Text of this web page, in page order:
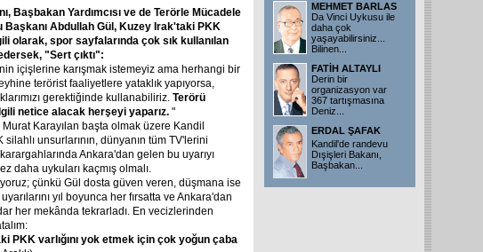
Başbakan Yardımcısı ve de Terörle Mücadele
Başkanı Abdullah Gül, Kuzey Irak'taki PKK
olarak, spor sayfalarında çok sık kullanılan
"Sert çıktı":
içişlerine karışmak istemeyiz ama herhangi bir
terörist faaliyetlere yataklık yapıyorsa,
gerektiğinde kullanabiliriz. Terörü
netice alacak herşeyi yaparız. "
Murat Karayılan başta olmak üzere Kandil
silahlı unsurlarının, dünyanın tüm TV'lerini
Ankara'dan gelen bu uyarıyı
daha uykuları kaçmış olmalı.
çünkü Gül dosta güven veren, düşmana ise
yıl boyunca her fırsatta ve Ankara'dan
her mekânda tekrarladı. En vecizlerinden
PKK varlığını yok etmek için çok yoğun çaba
MEHMET BARLAS
Da Vinci Uykusu ile
daha çok
yaşayabilirsiniz...
Bilinen...
FATİH ALTAYLI
Derin bir
organizasyon var
367 tartışmasına
Deniz...
ERDAL ŞAFAK
Kandil'de randevu
Dışişleri Bakanı,
Başbakan...